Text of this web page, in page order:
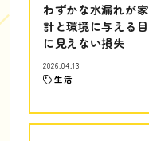
わずかな水漏れが家
計と環境に与える目
に見えない損失
2026.04.13
生活